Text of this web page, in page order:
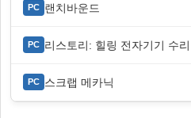
PC 랜치바운드
PC 리스토리: 힐링 전자기기 수리
PC 스크랩 메카닉